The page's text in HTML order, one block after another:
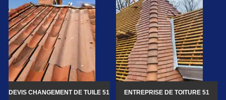
DEVIS CHANGEMENT DE TUILE 51 ENTREPRISE DE TOITURE 51